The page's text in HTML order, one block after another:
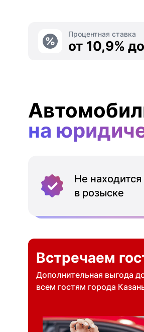
Процентная ставка
от 10,9%
на
Не находится
в розыске
Встречаем
Дополнительная выгода
всем гостям города